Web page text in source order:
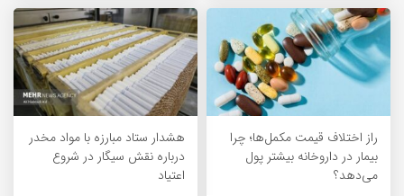
راز اختلاف قیمت مکمل‌ها؛ چرا
بیمار در داروخانه بیشتر پول
می‌دهد؟
هشدار ستاد مبارزه با مواد مخدر
درباره نقش سیگار در شروع
اعتیاد